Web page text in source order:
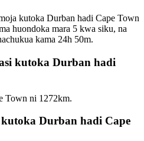
kutoka Durban hadi Cape Town
huondoka mara 5 kwa siku, na
kama 24h 50m.
kutoka Durban hadi
Town ni 1272km.
Durban hadi Cape